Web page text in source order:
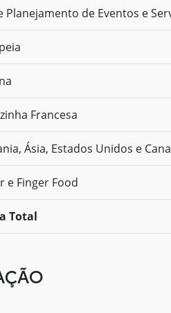
Planejamento de Eventos e
Francesa
Ásia, Estados Unidos e
e Finger Food
Total